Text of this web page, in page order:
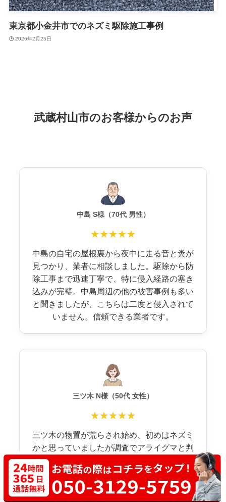
東京都小金井市でのネズミ駆除施工事例
2026年2月25日
武蔵村山市のお客様からのお声
中島 S様（70代 男性）
★★★★★
中島の自宅の屋根裏から夜中に走る音と糞が
見つかり、業者に相談しました。駆除から防
除工事まで迅速丁寧で、特に侵入経路の塞き
込みが完璧。中島周辺の他の被害事例も多い
と聞きましたが、こちらは二度と侵入されて
いません。信頼できる業者です。
三ツ木 N様（50代 女性）
★★★★★
三ツ木の物置が荒らされ始め、初めはネズミ
かと思っていましたが調査でアライグマと判
明。三ツ木は田畑も近いため再侵入が心配で
したが、5年保証で安心できました。消毒も徹
底的で、異臭もなくなり、今は物置も安心し